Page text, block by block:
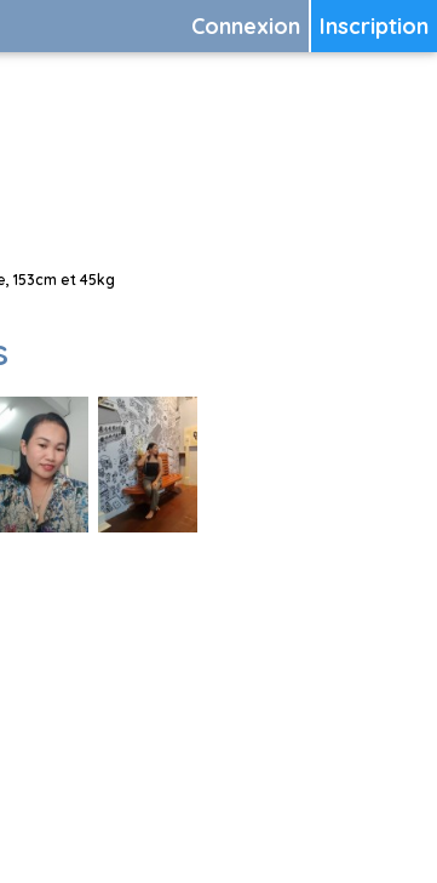
Inscription
Connexion
153cm et 45kg